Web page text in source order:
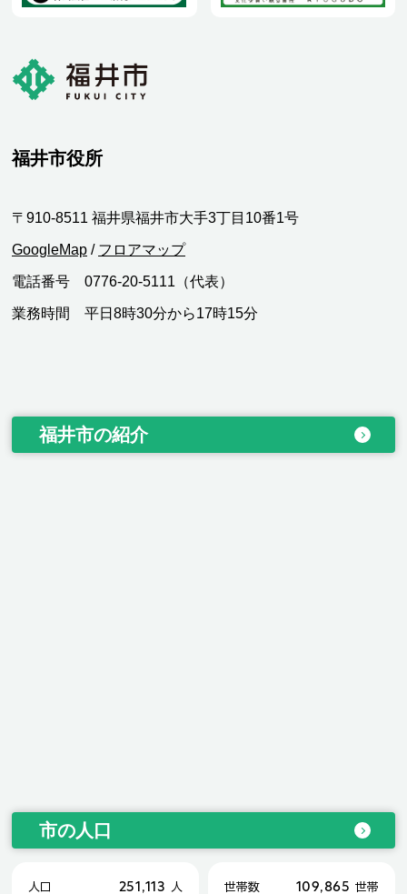
福井市役所
〒910-8511 福井県福井市大手3丁目10番1号
GoogleMap / フロアマップ
電話番号 0776-20-5111（代表）
業務時間 平日8時30分から17時15分
福井市の紹介
市の人口
人口 251,113 人 世帯数 109,865 世帯